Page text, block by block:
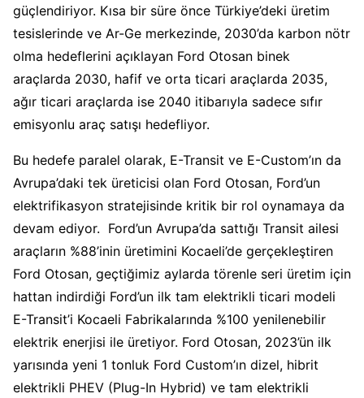
güçlendiriyor. Kısa bir süre önce Türkiye’deki üretim
tesislerinde ve Ar-Ge merkezinde, 2030’da karbon nötr
olma hedeflerini açıklayan Ford Otosan binek
araçlarda 2030, hafif ve orta ticari araçlarda 2035,
ağır ticari araçlarda ise 2040 itibarıyla sadece sıfır
emisyonlu araç satışı hedefliyor.
Bu hedefe paralel olarak, E-Transit ve E-Custom’ın da
Avrupa’daki tek üreticisi olan Ford Otosan, Ford’un
elektrifikasyon stratejisinde kritik bir rol oynamaya da
devam ediyor. Ford’un Avrupa’da sattığı Transit ailesi
araçların %88’inin üretimini Kocaeli’de gerçekleştiren
Ford Otosan, geçtiğimiz aylarda törenle seri üretim için
hattan indirdiği Ford’un ilk tam elektrikli ticari modeli
E-Transit’i Kocaeli Fabrikalarında %100 yenilenebilir
elektrik enerjisi ile üretiyor. Ford Otosan, 2023’ün ilk
yarısında yeni 1 tonluk Ford Custom’ın dizel, hibrit
elektrikli PHEV (Plug-In Hybrid) ve tam elektrikli